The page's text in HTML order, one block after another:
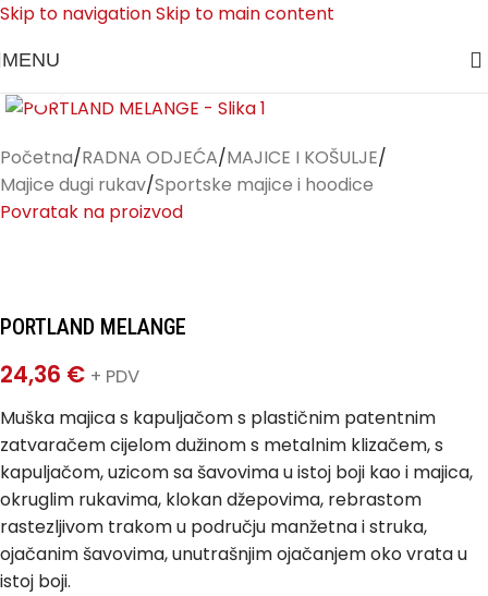
Skip to navigationSkip to main content
MENU
Početna/RADNA ODJEĆA/MAJICE I KOŠULJE/
Majice dugi rukav/Sportske majice i hoodice
Povratak na proizvod
PORTLAND MELANGE
24,36 € + PDV
Muška majica s kapuljačom s plastičnim patentnim
zatvaračem cijelom dužinom s metalnim klizačem, s
kapuljačom, uzicom sa šavovima u istoj boji kao i majica,
okruglim rukavima, klokan džepovima, rebrastom
rastezljivom trakom u području manžetna i struka,
ojačanim šavovima, unutrašnjim ojačanjem oko vrata u
istoj boji.